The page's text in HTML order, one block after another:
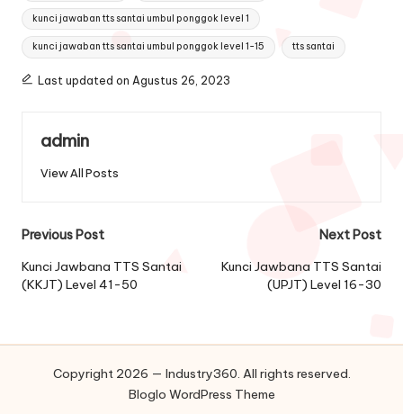
kunci jawaban tts santai umbul ponggok level 1
kunci jawaban tts santai umbul ponggok level 1-15 tts santai
Last updated on Agustus 26, 2023
admin
View All Posts
Post
navigation
Previous Post
Kunci Jawbana TTS Santai
(KKJT) Level 41-50
Next Post
Kunci Jawbana TTS Santai
(UPJT) Level 16-30
Copyright 2026 — Industry360. All rights reserved.
Bloglo WordPress Theme